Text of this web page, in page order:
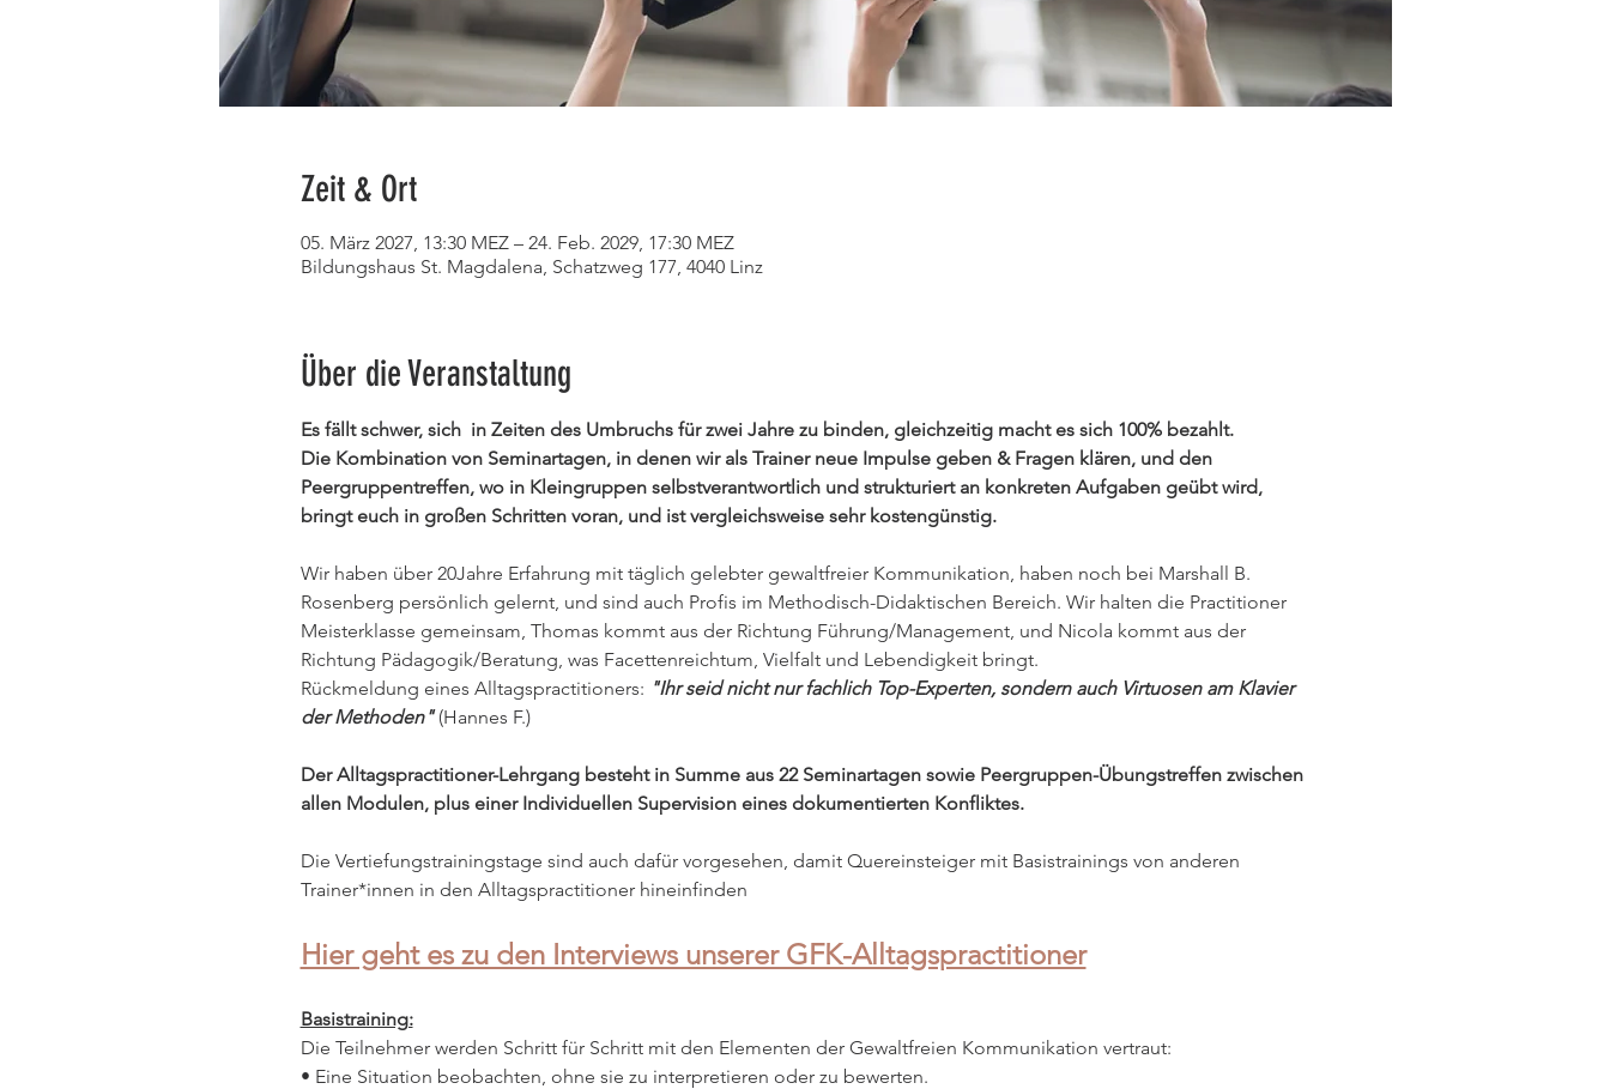
Zeit & Ort
05. März 2027, 13:30 MEZ – 24. Feb. 2029, 17:30 MEZ
Bildungshaus St. Magdalena, Schatzweg 177, 4040 Linz
Über die Veranstaltung
Es fällt schwer, sich  in Zeiten des Umbruchs für zwei Jahre zu binden, gleichzeitig macht es sich 100% bezahlt.
Die Kombination von Seminartagen, in denen wir als Trainer neue Impulse geben & Fragen klären, und den
Peergruppentreffen, wo in Kleingruppen selbstverantwortlich und strukturiert an konkreten Aufgaben geübt wird,
bringt euch in großen Schritten voran, und ist vergleichsweise sehr kostengünstig.
Wir haben über 20Jahre Erfahrung mit täglich gelebter gewaltfreier Kommunikation, haben noch bei Marshall B.
Rosenberg persönlich gelernt, und sind auch Profis im Methodisch-Didaktischen Bereich. Wir halten die Practitioner
Meisterklasse gemeinsam, Thomas kommt aus der Richtung Führung/Management, und Nicola kommt aus der
Richtung Pädagogik/Beratung, was Facettenreichtum, Vielfalt und Lebendigkeit bringt.
Rückmeldung eines Alltagspractitioners: "Ihr seid nicht nur fachlich Top-Experten, sondern auch Virtuosen am Klavier
der Methoden" (Hannes F.)
Der Alltagspractitioner-Lehrgang besteht in Summe aus 22 Seminartagen sowie Peergruppen-Übungstreffen zwischen
allen Modulen, plus einer Individuellen Supervision eines dokumentierten Konfliktes.
Die Vertiefungstrainingstage sind auch dafür vorgesehen, damit Quereinsteiger mit Basistrainings von anderen
Trainer*innen in den Alltagspractitioner hineinfinden
Hier geht es zu den Interviews unserer GFK-Alltagspractitioner
Basistraining:
Die Teilnehmer werden Schritt für Schritt mit den Elementen der Gewaltfreien Kommunikation vertraut:
• Eine Situation beobachten, ohne sie zu interpretieren oder zu bewerten.